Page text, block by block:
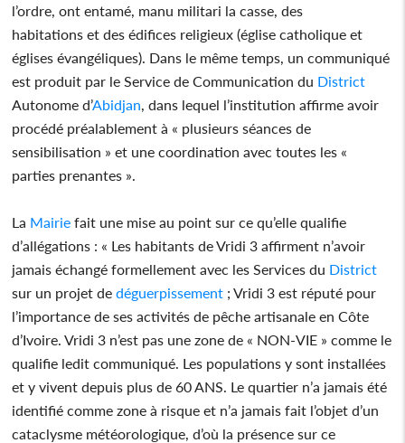
l’ordre, ont entamé, manu militari la casse, des
habitations et des édifices religieux (église catholique et
églises évangéliques). Dans le même temps, un communiqué
est produit par le Service de Communication du District
Autonome d’Abidjan , dans lequel l’institution affirme avoir
procédé préalablement à « plusieurs séances de
sensibilisation » et une coordination avec toutes les «
parties prenantes ».
La Mairie fait une mise au point sur ce qu’elle qualifie
d’allégations : « Les habitants de Vridi 3 affirment n’avoir
jamais échangé formellement avec les Services du District
sur un projet dedéguerpissement ; Vridi 3 est réputé pour
l’importance de ses activités de pêche artisanale en Côte
d’Ivoire. Vridi 3 n’est pas une zone de « NON-VIE » comme le
qualifie ledit communiqué. Les populations y sont installées
et y vivent depuis plus de 60 ANS. Le quartier n’a jamais été
identifié comme zone à risque et n’a jamais fait l’objet d’un
cataclysme météorologique, d’où la présence sur ce